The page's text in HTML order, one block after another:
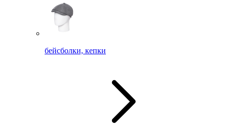
бейсболки, кепки